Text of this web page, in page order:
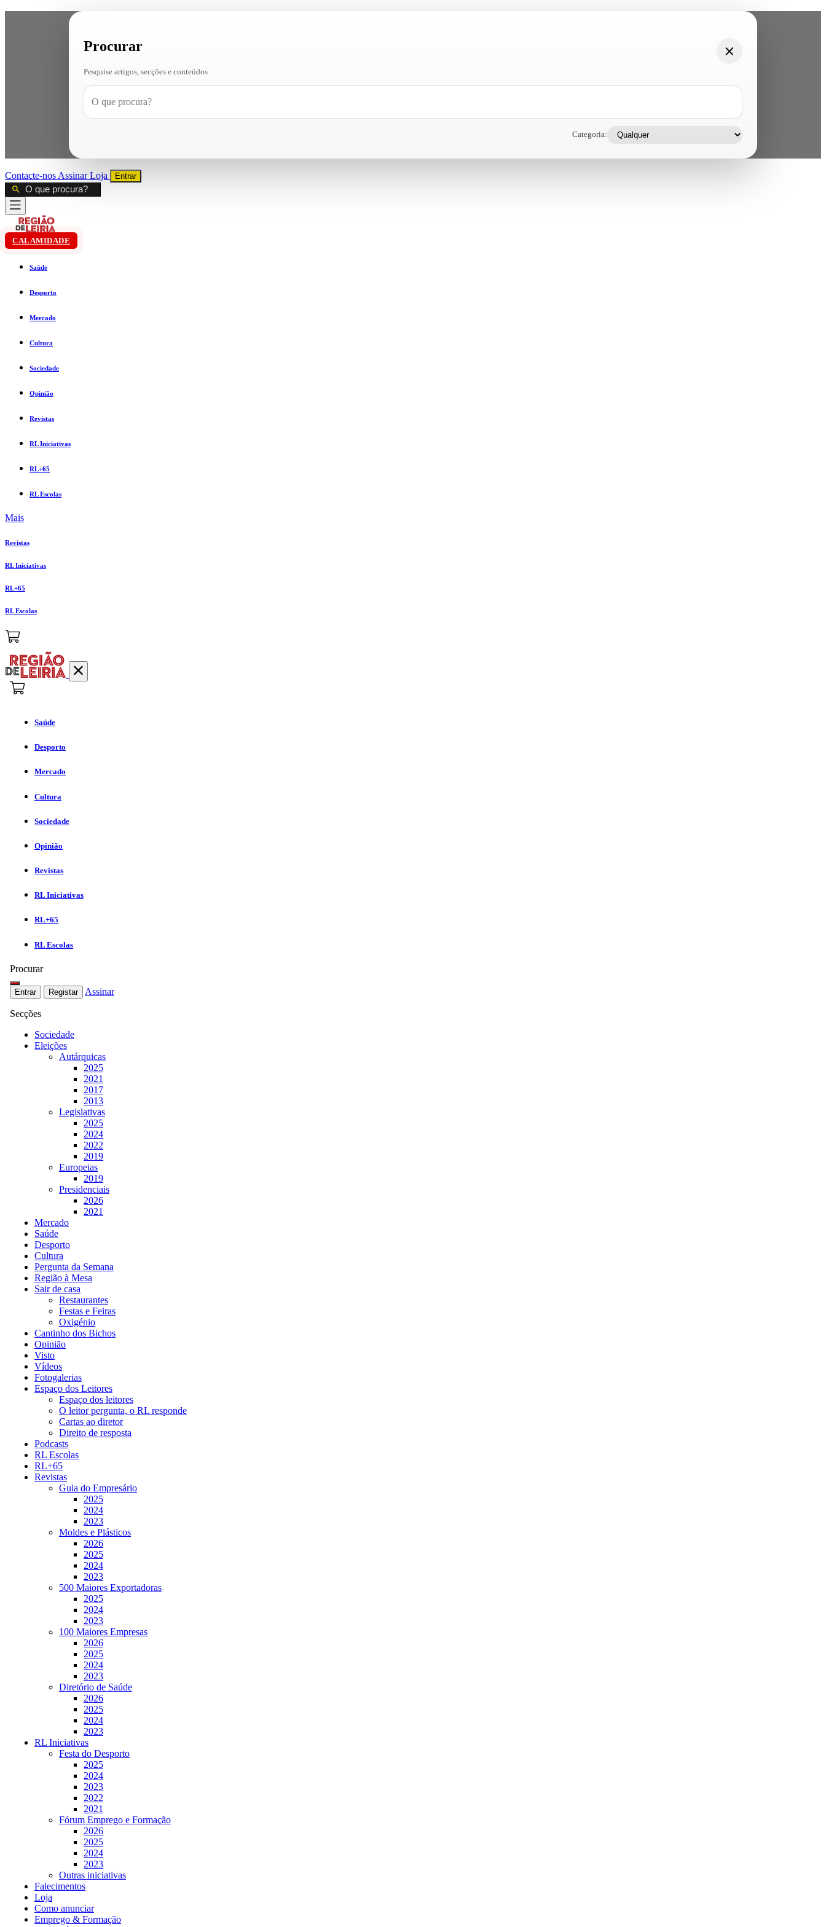
Procurar
Pesquise artigos, secções e conteúdos
Categoria:
Contacte-nos AssinarLoja Entrar
CALAMIDADE
Saúde
Desporto
Mercado
Cultura
Sociedade
Opinião
Revistas
RL Iniciativas
RL+65
RL Escolas
Mais
Revistas
RL Iniciativas
RL+65
RL Escolas
Saúde
Desporto
Mercado
Cultura
Sociedade
Opinião
Revistas
RL Iniciativas
RL+65
RL Escolas
Procurar
Entrar Registar Assinar
Secções
Sociedade
Eleições
Autárquicas
2025
2021
2017
2013
Legislativas
2025
2024
2022
2019
Europeias
2019
Presidenciais
2026
2021
Mercado
Saúde
Desporto
Cultura
Pergunta da Semana
Região à Mesa
Sair de casa
Restaurantes
Festas e Feiras
Oxigénio
Cantinho dos Bichos
Opinião
Visto
Vídeos
Fotogalerias
Espaço dos Leitores
Espaço dos leitores
O leitor pergunta, o RL responde
Cartas ao diretor
Direito de resposta
Podcasts
RL Escolas
RL+65
Revistas
Guia do Empresário
2025
2024
2023
Moldes e Plásticos
2026
2025
2024
2023
500 Maiores Exportadoras
2025
2024
2023
100 Maiores Empresas
2026
2025
2024
2023
Diretório de Saúde
2026
2025
2024
2023
RL Iniciativas
Festa do Desporto
2025
2024
2023
2022
2021
Fórum Emprego e Formação
2026
2025
2024
2023
Outras iniciativas
Falecimentos
Loja
Como anunciar
Emprego & Formação